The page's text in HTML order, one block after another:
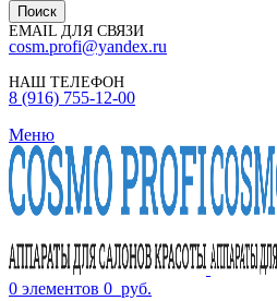
Поиск
EMAIL ДЛЯ СВЯЗИ
cosm.profi@yandex.ru
НАШ ТЕЛЕФОН
8 (916) 755-12-00
Меню
0 элементов 0 руб.